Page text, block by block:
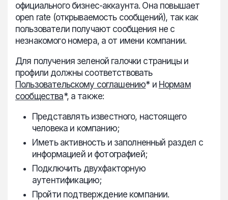
официального бизнес-аккаунта. Она повышает
open rate (открываемость сообщений), так как
пользователи получают сообщения не с
незнакомого номера, а от имени компании.
Для получения зеленой галочки страницы и
профили должны соответствовать
Пользовательскому соглашению* и Нормам
сообщества*, а также:
Представлять известного, настоящего
человека и компанию;
Иметь активность и заполненный раздел с
информацией и фотографией;
Подключить двухфакторную
аутентификацию;
Пройти подтверждение компании.